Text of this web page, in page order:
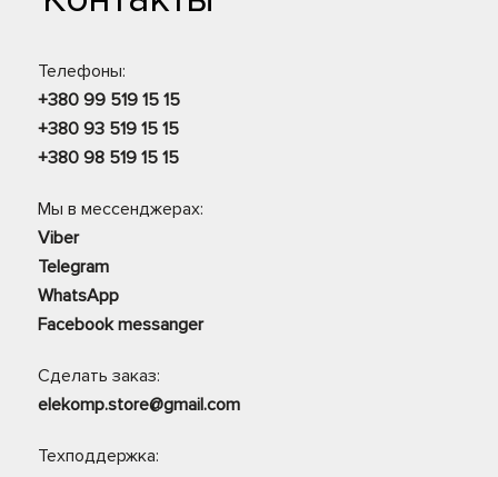
Телефоны:
+380 99 519 15 15
+380 93 519 15 15
+380 98 519 15 15
Мы в мессенджерах:
Viber
Telegram
WhatsApp
Facebook messanger
Сделать заказ:
elekomp.store@gmail.com
Техподдержка: